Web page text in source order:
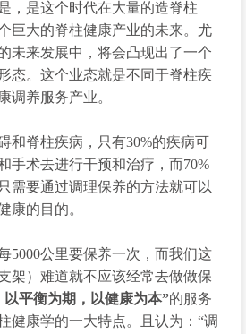
，是这个时代在大量的造脊柱
巨大的脊柱健康产业的未来。尤
未来发展中，将会凸现出了一个
态。这个业态就是不同于脊柱疾
调养服务产业。
和脊柱疾病，只有30%的疾病可
手术去进行干预和治疗，而70%
需要通过调理保养的方法就可以
康的目的。
5000公里要保养一次，而我们这
架）难道就不应该经常去做做保
以平衡为期，以健康为本”的服务
健康学的一大特点。且认为：“调